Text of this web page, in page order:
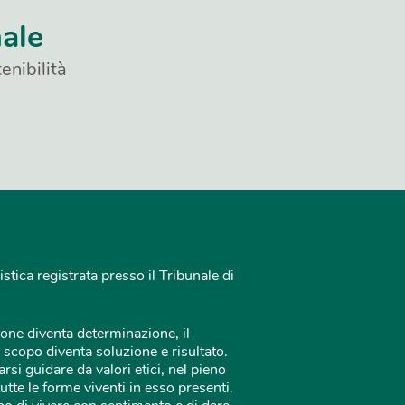
registrata presso il Tribunale di
diventa determinazione, il
diventa soluzione e risultato.
guidare da valori etici, nel pieno
le forme viventi in esso presenti.